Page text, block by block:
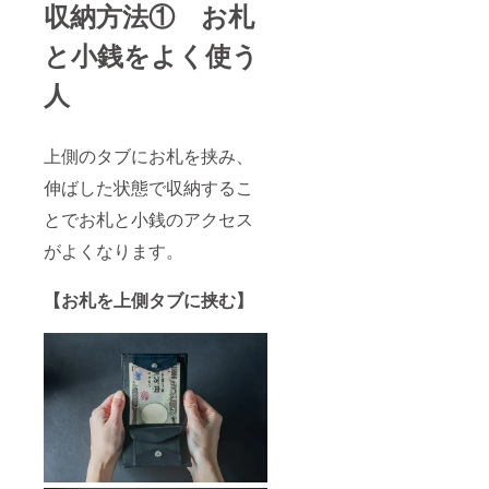
収納方法① お札
と小銭をよく使う
人
上側のタブにお札を挟み、
伸ばした状態で収納するこ
とでお札と小銭のアクセス
がよくなります。
【お札を上側タブに挟む】